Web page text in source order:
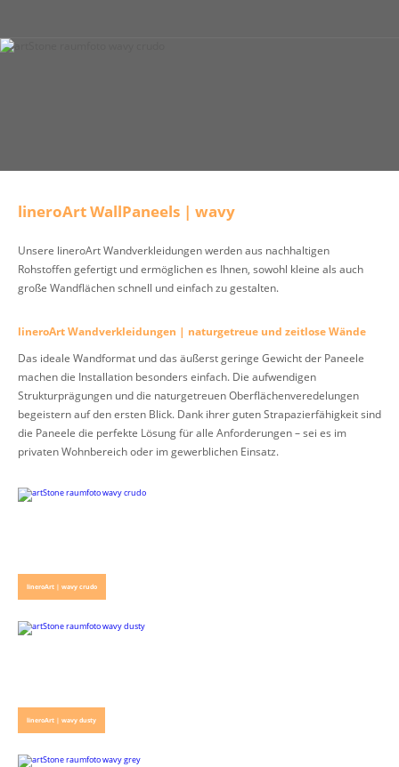
lineroArt WallPaneels | wavy
Unsere lineroArt Wandverkleidungen werden aus nachhaltigen
Rohstoffen gefertigt und ermöglichen es Ihnen, sowohl kleine als auch
große Wandflächen schnell und einfach zu gestalten.
lineroArt Wandverkleidungen | naturgetreue und zeitlose Wände
Das ideale Wandformat und das äußerst geringe Gewicht der Paneele
machen die Installation besonders einfach. Die aufwendigen
Strukturprägungen und die naturgetreuen Oberflächenveredelungen
begeistern auf den ersten Blick. Dank ihrer guten Strapazierfähigkeit sind
die Paneele die perfekte Lösung für alle Anforderungen – sei es im
privaten Wohnbereich oder im gewerblichen Einsatz.
lineroArt | wavy crudo
lineroArt | wavy dusty